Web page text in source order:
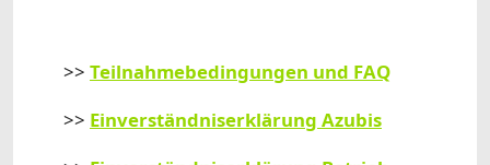
>> Teilnahmebedingungen und FAQ
>> Einverständniserklärung Azubis